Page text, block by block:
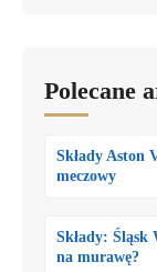
Polecane
Składy Aston
meczowy
Składy: Śląsk
na murawę?